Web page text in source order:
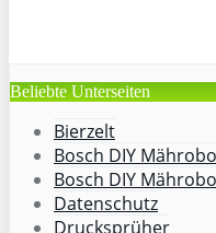
Beliebte Unterseiten
Bierzelt
Bosch DIY
Bosch DIY
Datenschutz
Drucksprüher